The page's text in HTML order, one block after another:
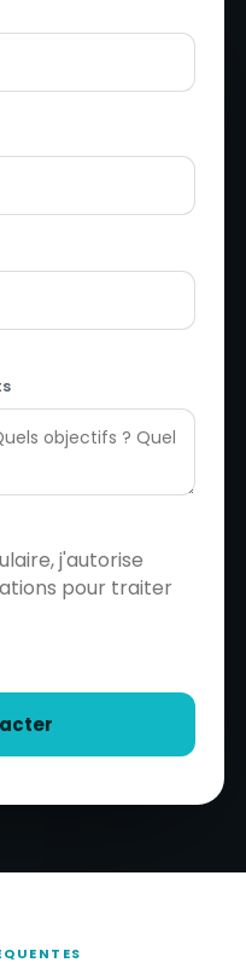
j'autorise
pour traiter